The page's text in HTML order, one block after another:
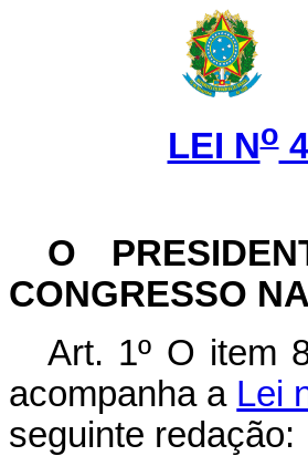
LEI No
O
CONGRESSO
Art. 1º O item
acompanha a Lei
seguinte redação: